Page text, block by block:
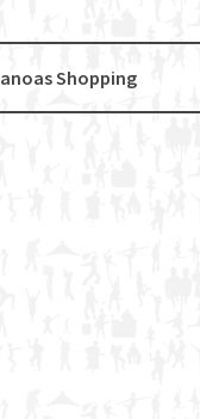
Shopping